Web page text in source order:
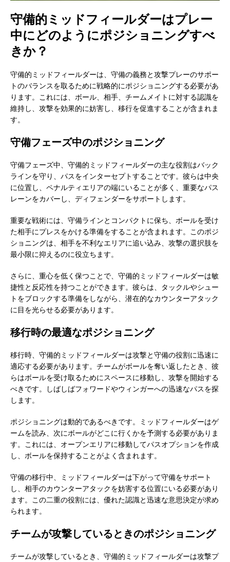
守備的ミッドフィールダーはプレー
中にどのようにポジショニングすべ
きか？
守備的ミッドフィールダーは、守備の義務と攻撃プレーのサポー
トのバランスを取るために戦略的にポジショニングする必要があ
ります。これには、ボール、相手、チームメイトに対する認識を
維持し、攻撃を効果的に妨害し、移行を促進することが含まれま
す。
守備フェーズ中のポジショニング
守備フェーズ中、守備的ミッドフィールダーの主な役割はバック
ラインを守り、パスをインターセプトすることです。彼らは中央
に位置し、ペナルティエリアの端にいることが多く、重要なパス
レーンをカバーし、ディフェンダーをサポートします。
重要な戦術には、守備ラインとコンパクトに保ち、ボールを受け
た相手にプレスをかける準備をすることが含まれます。このポジ
ショニングは、相手を不利なエリアに追い込み、攻撃の選択肢を
最小限に抑えるのに役立ちます。
さらに、重心を低く保つことで、守備的ミッドフィールダーは敏
捷性と反応性を持つことができます。彼らは、タックルやシュー
トをブロックする準備をしながら、潜在的なカウンターアタック
に目を光らせる必要があります。
移行時の最適なポジショニング
移行時、守備的ミッドフィールダーは攻撃と守備の役割に迅速に
適応する必要があります。チームがボールを奪い返したとき、彼
らはボールを受け取るためにスペースに移動し、攻撃を開始する
べきです。しばしばフォワードやウィンガーへの迅速なパスを探
します。
ポジショニングは動的であるべきです。ミッドフィールダーはゲ
ームを読み、次にボールがどこに行くかを予測する必要がありま
す。これには、オープンエリアに移動してパスオプションを作成
し、ボールを保持することがよく含まれます。
守備の移行中、ミッドフィールダーは下がって守備をサポート
し、相手のカウンターアタックを妨害する位置にいる必要があり
ます。この二重の役割には、優れた認識と迅速な意思決定が求め
られます。
チームが攻撃しているときのポジショニング
チームが攻撃しているとき、守備的ミッドフィールダーは攻撃プ